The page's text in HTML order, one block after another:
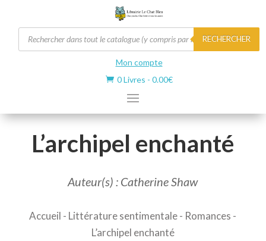
Recherche
de
produits
RECHERCHER
Mon compte
 0 Livres - 0.00€
L’archipel enchanté
Auteur(s) : Catherine Shaw
Accueil - Littérature sentimentale- Romances -
L’archipel enchanté